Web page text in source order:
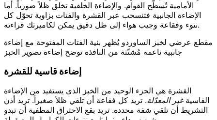
الأمامية تُسطّح القوام. والإضاءة الخلفية تخلق ظلاً صورياً. أما
الإضاءة الجانبية فتنسحب عبر القشرة والفتات بزاوية تحوّل كل
نتوء وفقاعة وجيب هواء إلى ظل دقيق يمكن لكاميرتك قراءته.
مقطع عرضي لخبز الساوردو يُظهر بنية الفتات المفتوحة مع إضاءة
جانبية ناعمة مُشتّتة من النافذة توضح إضاءة تصوير الخبز
إضاءة قاسية للقشرة
القشرة هي الجزء الوحيد من الخبز الذي يستفيد من الإضاءة
القاسيةغير المعدّلة. تريد كل فقاعة أن تلقي ظلاً صغيراً. تريد أذن
التشريط أن تلقي شفة محددة. تريد بقع الاحتراق المطفية أن تبدو